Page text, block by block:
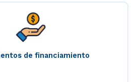
de financiamiento